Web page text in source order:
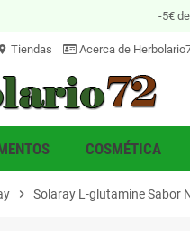
-5€
Tiendas Acerca de
COSMÉTICA
chevron_right Solaray L-glutamine Sabor